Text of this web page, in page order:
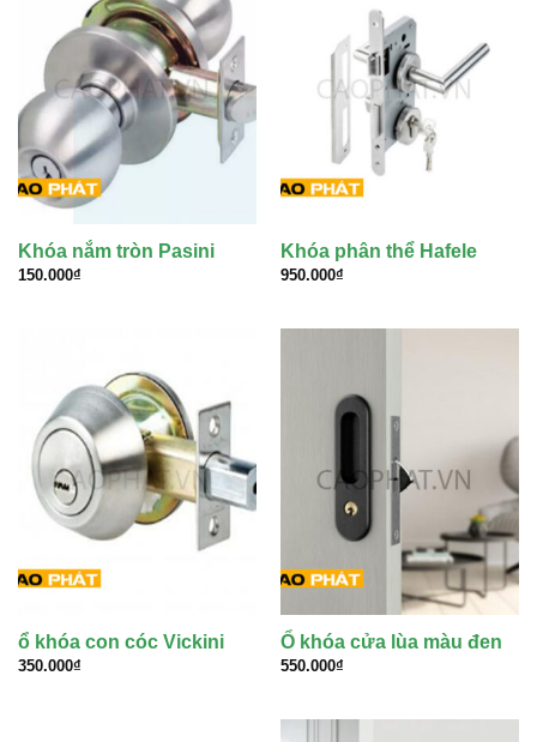
Khóa nắm tròn Pasini
150.000₫
Khóa phân thể Hafele
950.000₫
ổ khóa con cóc Vickini
350.000₫
Ổ khóa cửa lùa màu đen
550.000₫